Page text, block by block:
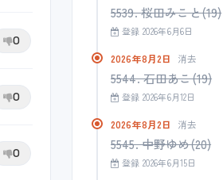
0
0
0
5539. 桜田みこと(19)
登録 2026年6月6日
2026年8月2日 消去
5544. 石田あこ(19)
登録 2026年6月12日
2026年8月2日 消去
5545. 中野ゆめ(20)
登録 2026年6月15日